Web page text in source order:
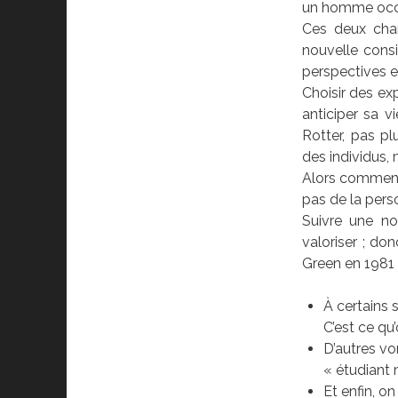
un homme
Ces deux
nouvelle
perspectives
Choisir des
anticiper sa
Rotter, pas
des individus,
Alors
pas de la
Suivre une
valoriser ;
Green en
À certains
C’est ce
D’autres
« étudiant
Et enfin,